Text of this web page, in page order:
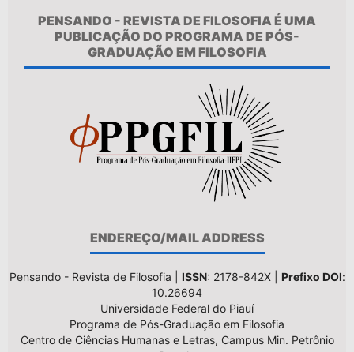
PENSANDO - REVISTA DE FILOSOFIA É UMA
PUBLICAÇÃO DO PROGRAMA DE PÓS-
GRADUAÇÃO EM FILOSOFIA
ENDEREÇO/MAIL ADDRESS
Pensando - Revista de Filosofia | ISSN: 2178-842X | Prefixo DOI:
10.26694
Universidade Federal do Piauí
Programa de Pós-Graduação em Filosofia
Centro de Ciências Humanas e Letras, Campus Min. Petrônio